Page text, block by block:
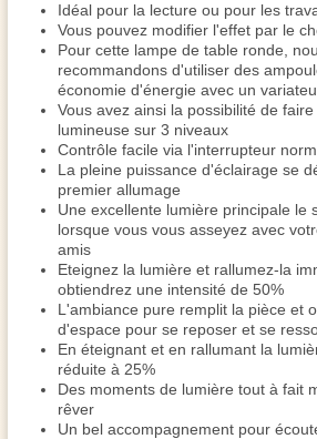
Idéal pour la lecture ou pour les
Vous pouvez modifier l'effet par le
Pour cette lampe de table ronde,
recommandons d'utiliser des
économie d'énergie avec un
Vous avez ainsi la possibilité de
lumineuse sur 3 niveaux
Contrôle facile via l'interrupteur
La pleine puissance d'éclairage se
premier allumage
Une excellente lumière principale le
lorsque vous vous asseyez avec
amis
Eteignez la lumière et rallumez-la
obtiendrez une intensité de 50%
L'ambiance pure remplit la pièce et
d'espace pour se reposer et se
En éteignant et en rallumant la
réduite à 25%
Des moments de lumière tout à fait
rêver
Un bel accompagnement pour